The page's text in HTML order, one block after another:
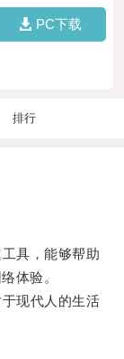
PC下载
排行
具，能够帮助
体验。
现代人的生活